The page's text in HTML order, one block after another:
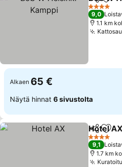
Jaa
4
9,0
1.1 km
Alkaen 65 €
Näytä hinnat 6 sivustolta
Jaa
Hotel AX
4
9,1
1.7 km